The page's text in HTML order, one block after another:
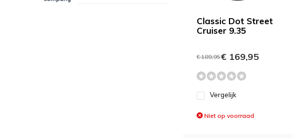
Classic Dot Street
Cruiser 9.35
€ 189,95€ 169,95
Vergelijk
Niet op voorraad